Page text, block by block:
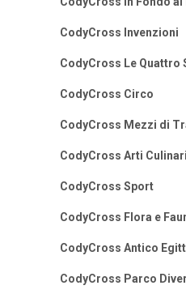
CodyCross Invenzioni
CodyCross Le Quattro
CodyCross Circo
CodyCross Mezzi di
CodyCross Arti
CodyCross Sport
CodyCross Flora e
CodyCross Antico
CodyCross Parco